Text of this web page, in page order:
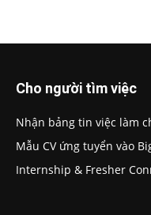
Cho người tìm việc
Nhận bảng tin việc làm
Mẫu CV ứng tuyển vào
Internship & Fresher